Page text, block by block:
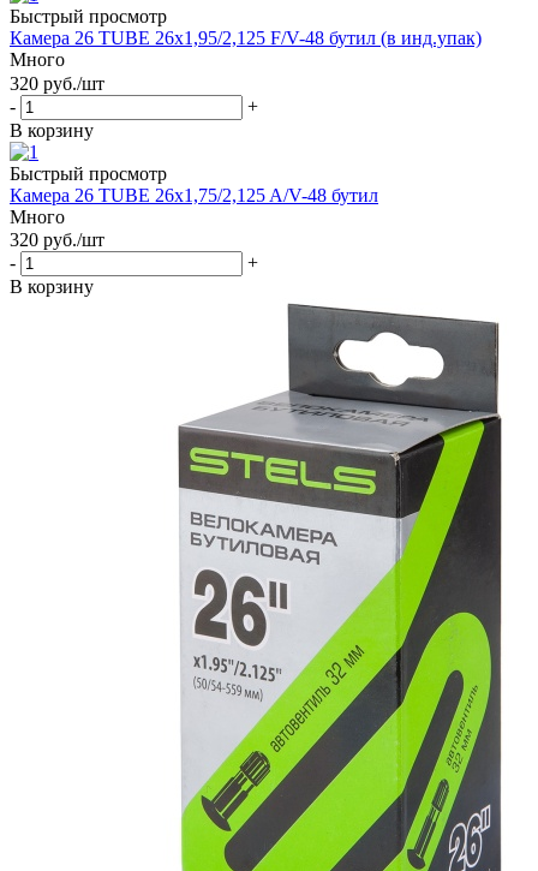
Быстрый просмотр
Камера 26 TUBE 26x1,95/2,125 F/V-48 бутил (в инд.упак)
Много
320 руб./шт
-
+
В корзину
Быстрый просмотр
Камера 26 TUBE 26x1,75/2,125 A/V-48 бутил
Много
320 руб./шт
-
+
В корзину